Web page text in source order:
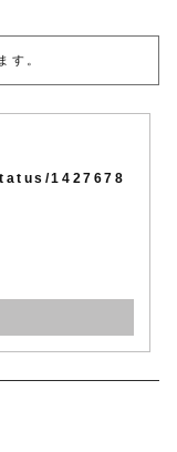
す。
1427678